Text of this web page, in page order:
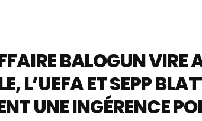
BALOGUN VIRE
L’UEFA ET SEPP
UNE INGÉRENCE